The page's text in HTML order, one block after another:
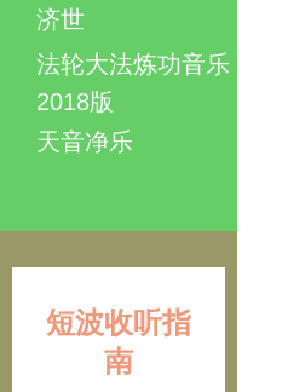
济世
法轮大法炼功音乐
2018版
天音净乐
短波收听指
南